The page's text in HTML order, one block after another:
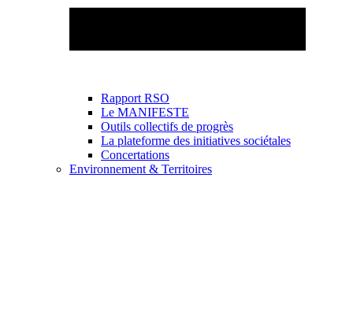
Rapport RSO
Le MANIFESTE
Outils collectifs de progrès
La plateforme des initiatives sociétales
Concertations
Environnement & Territoires